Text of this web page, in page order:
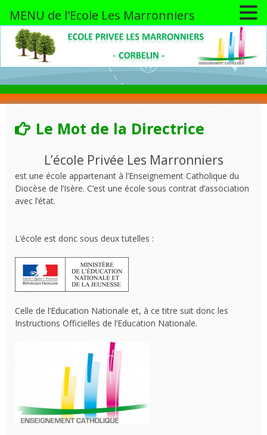
content
Le Mot de la Directrice
L’école Privée Les Marronniers
est une école appartenant à l’Enseignement Catholique du
Diocèse de l’Isère. C’est une école sous contrat d’association
avec l’état.
L’école est donc sous deux tutelles :
Celle de l’Education Nationale et, à ce titre suit donc les
Instructions Officielles de l’Education Nationale.
MENU de l'Ecole Les Marronniers